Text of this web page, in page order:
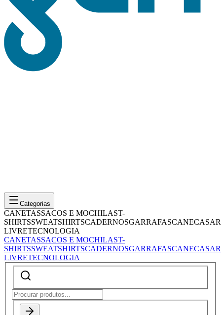
Categorias
CANETASSACOS E MOCHILAST-
SHIRTSSWEATSHIRTSCADERNOSGARRAFASCANECASAR
LIVRETECNOLOGIA
CANETASSACOS E MOCHILAST-
SHIRTSSWEATSHIRTSCADERNOSGARRAFASCANECASAR
LIVRETECNOLOGIA